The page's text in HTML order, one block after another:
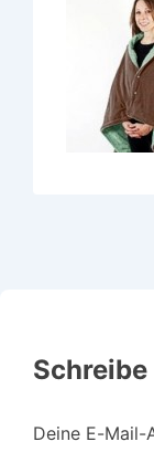
Deine E-